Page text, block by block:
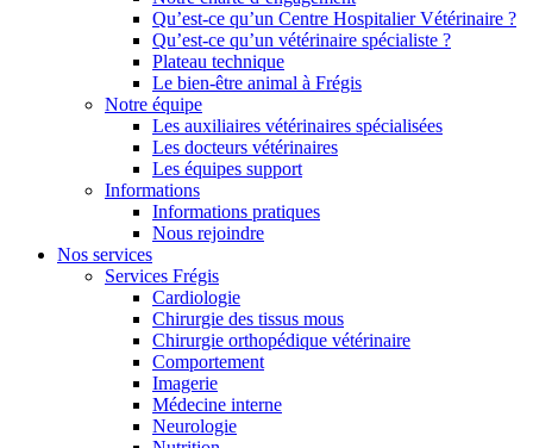
Qu’est-ce qu’un Centre Hospitalier Vétérinaire ?
Qu’est-ce qu’un vétérinaire spécialiste ?
Plateau technique
Le bien-être animal à Frégis
Notre équipe
Les auxiliaires vétérinaires spécialisées
Les docteurs vétérinaires
Les équipes support
Informations
Informations pratiques
Nous rejoindre
Nos services
Services Frégis
Cardiologie
Chirurgie des tissus mous
Chirurgie orthopédique vétérinaire
Comportement
Imagerie
Médecine interne
Neurologie